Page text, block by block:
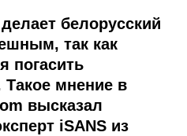
белорусский
так как
погасить
Такое мнение в
высказал
iSANS из